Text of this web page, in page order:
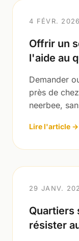
4 FÉVR. 2026
Offrir un
l'aide au
Demander
près de
neerbee,
Lire l'article →
29 JANV.
Quartiers
résister